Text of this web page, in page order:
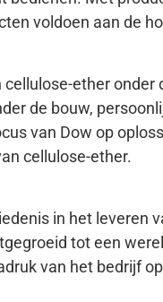
voldoen aan de
ether onder
de bouw,
van Dow op
cellulose-ether.
in het leveren
tot een
van het bedrijf